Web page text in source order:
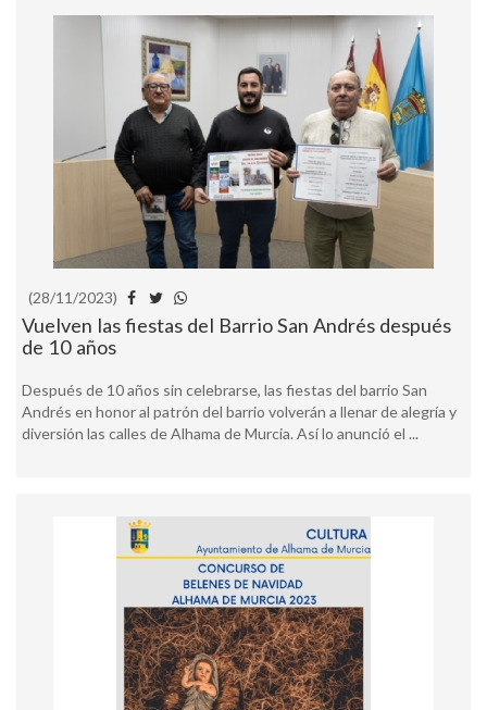
(28/11/2023)
Vuelven las fiestas del Barrio San Andrés después
de 10 años
Después de 10 años sin celebrarse, las fiestas del barrio San
Andrés en honor al patrón del barrio volverán a llenar de alegría y
diversión las calles de Alhama de Murcia. Así lo anunció el ...